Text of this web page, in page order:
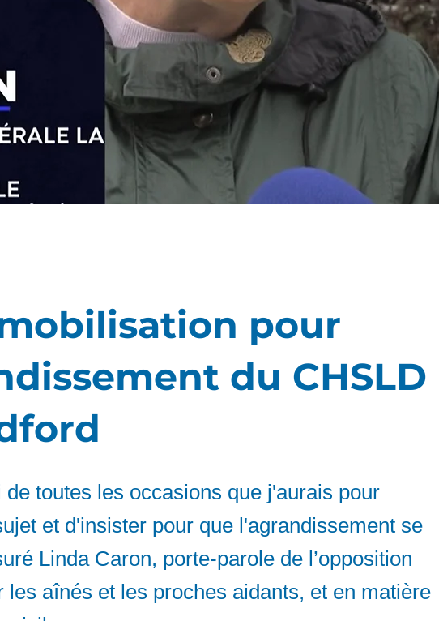
pour
du CHSLD
de toutes les occasions que j'aurais pour
et d'insister pour que l'agrandissement se
Linda Caron, porte-parole de l’opposition
les aînés et les proches aidants, et en matière